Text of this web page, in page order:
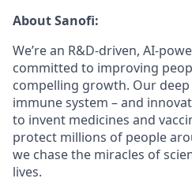
About Sanofi:
We’re an R&D-driven, AI-
committed to improving
compelling growth. Our
immune system – and
to invent medicines and
protect millions of people
we chase the miracles of
lives.